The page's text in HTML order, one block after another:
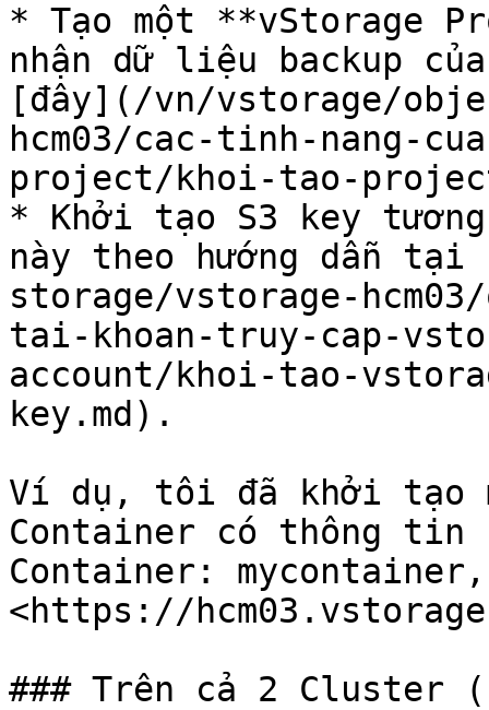
* Tạo một **vStorage
nhận dữ liệu backup
[đây](/vn/vstorage/
hcm03/cac-tinh-nang-
project/khoi-tao-
* Khởi tạo S3 key
này theo hướng dẫn
storage/vstorage-
tai-khoan-truy-cap-
account/khoi-tao-
key.md).
Ví dụ, tôi đã khởi tạo
Container có thông tin
Container:
<https://
### Trên cả 2 Cluster